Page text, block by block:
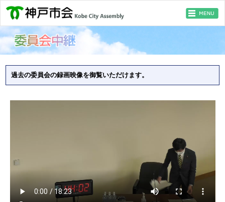
過去の委員会の録画映像を御覧いただけます。